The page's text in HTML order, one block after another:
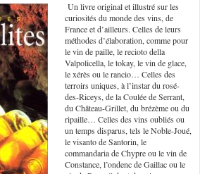
Un livre original et illustré sur les
curiosités du monde des vins, de
France et d’ailleurs. Celles de leurs
méthodes d’élaboration, comme pour
le vin de paille, le recioto della
Valpolicella, le tokay, le vin de glace,
le xérès ou le rancio… Celles des
terroirs uniques, à l’instar du rosé-
des-Riceys, de la Coulée de Serrant,
du Château-Grillet, du brézème ou du
ripaille… Celles des vins oubliés ou
un temps disparus, tels le Noble-Joué,
le visanto de Santorin, le
commandaria de Chypre ou le vin de
Constance, l’ondenc de Gaillac ou le